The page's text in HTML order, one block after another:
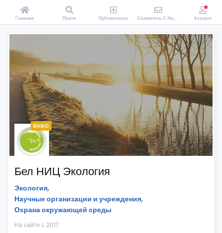
BASIC
Бел НИЦ Экология
Экология,
Научные организации и учреждения,
Охрана окружающей среды
На сайте с 2017
Главная Поиск Публиковать Свяжитесь С Нами Аккаунт